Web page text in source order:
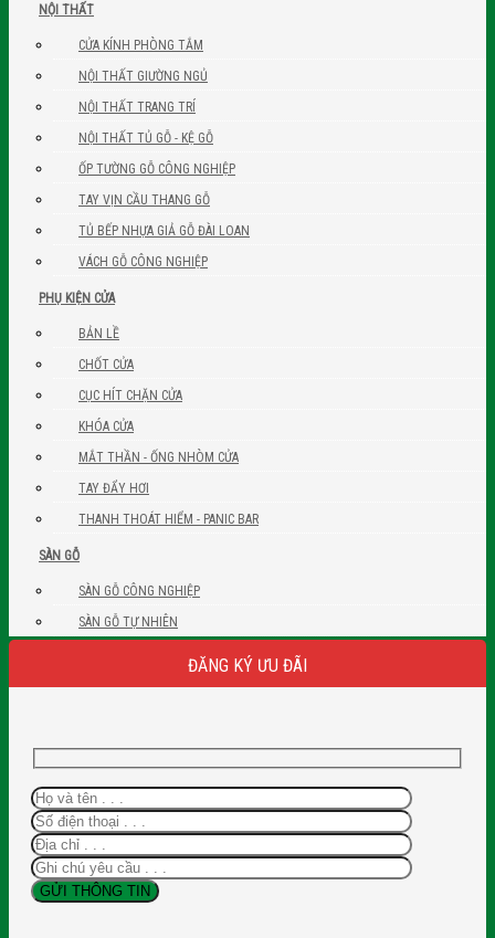
NỘI THẤT
CỬA KÍNH PHÒNG TẮM
NỘI THẤT GIƯỜNG NGỦ
NỘI THẤT TRANG TRÍ
NỘI THẤT TỦ GỖ - KỆ GỖ
ỐP TƯỜNG GỖ CÔNG NGHIỆP
TAY VỊN CẦU THANG GỖ
TỦ BẾP NHỰA GIẢ GỖ ĐÀI LOAN
VÁCH GỖ CÔNG NGHIỆP
PHỤ KIỆN CỬA
BẢN LỀ
CHỐT CỬA
CỤC HÍT CHẶN CỬA
KHÓA CỬA
MẮT THẦN - ỐNG NHÒM CỬA
TAY ĐẨY HƠI
THANH THOÁT HIỂM - PANIC BAR
SÀN GỖ
SÀN GỖ CÔNG NGHIỆP
SÀN GỖ TỰ NHIÊN
ĐĂNG KÝ ƯU ĐÃI